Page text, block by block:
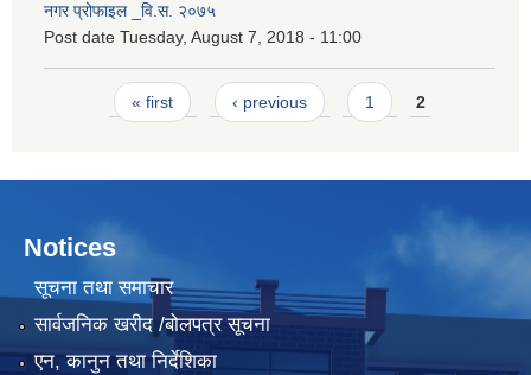
नगर प्रोफाइल _वि.स. २०७५
Post date Tuesday, August 7, 2018 - 11:00
Pages« first ‹ previous 1 2
Notices
सूचना तथा समाचार
सार्वजनिक खरीद /बोलपत्र सूचना
एन, कानुन तथा निर्देशिका